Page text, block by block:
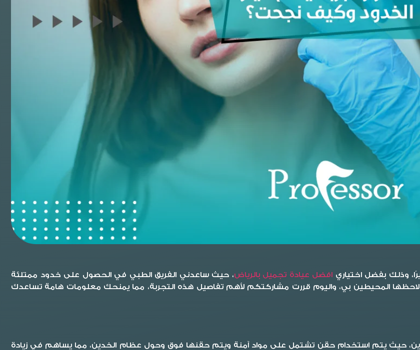
وذلك بفضل اختياري افضل عيادة تجميل بالرياض، حيث ساعدني الفريق الطبي في الحصول على خدود ممتلئة
المحيطين بي، واليوم قررت مشاركتكم لأهم تفاصيل هذه التجربة، مما يمنحك معلومات هامة تساعدك
حيث يتم استخدام حقن تشتمل على مواد آمنة ويتم حقنها فوق وحول عظام الخدين، مما يساهم في زيادة